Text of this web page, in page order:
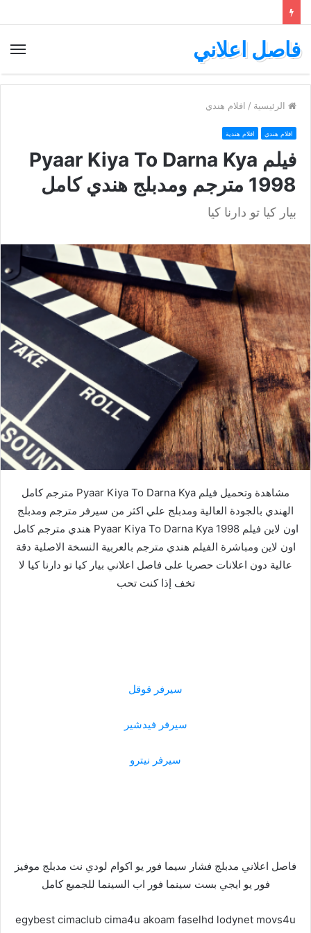
فاصل اعلاني
الرئيسية / افلام هندي
افلام هندي افلام هندية
فيلم Pyaar Kiya To Darna Kya
1998 مترجم ومدبلج هندي كامل
بيار كيا تو دارنا كيا
مشاهدة وتحميل فيلم Pyaar Kiya To Darna Kya مترجم كامل
الهندي بالجودة العالية ومدبلج علي اكثر من سيرفر مترجم ومدبلج
اون لاين فيلم Pyaar Kiya To Darna Kya 1998 هندي مترجم كامل
اون لاين ومباشرة الفيلم هندي مترجم بالعربية النسخة الاصلية دقة
عالية دون اعلانات حصريا على فاصل اعلاني بيار كيا تو دارنا كيا لا
تخف إذا كنت تحب
سيرفر قوقل
سيرفر فيدشير
سيرفر نيترو
فاصل اعلاني مدبلج فشار سيما فور يو اكوام لودي نت مدبلج موفيز
فور يو ايجي بست سينما فور اب السينما للجميع كامل
egybest cimaclub cima4u akoam faselhd lodynet movs4u